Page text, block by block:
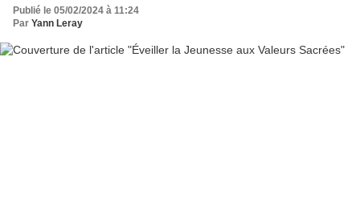
Publié le 05/02/2024 à 11:24
Par Yann Leray